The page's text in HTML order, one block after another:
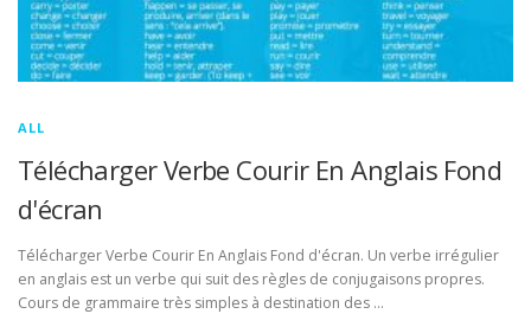
ALL
Télécharger Verbe Courir En Anglais Fond
d'écran
Télécharger Verbe Courir En Anglais Fond d'écran. Un verbe irrégulier
en anglais est un verbe qui suit des règles de conjugaisons propres.
Cours de grammaire très simples à destination des …